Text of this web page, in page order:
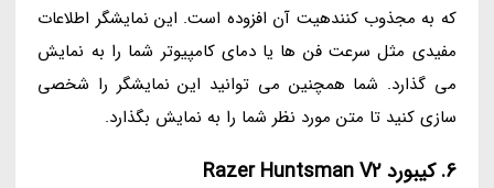
که به مجذوب کنندهیت آن افزوده است. این نمایشگر اطلاعات
مفیدی مثل سرعت فن ها یا دمای کامپیوتر شما را به نمایش
می گذارد. شما همچنین می توانید این نمایشگر را شخصی
سازی کنید تا متن مورد نظر شما را به نمایش بگذارد.
6. کیبورد Razer Huntsman V2